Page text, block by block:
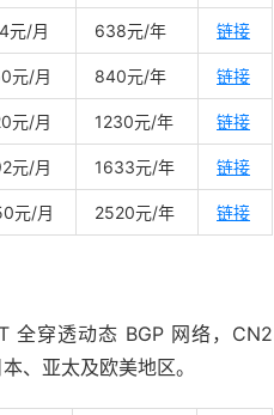
元/月 638元/年 链接
元/月 840元/年 链接
元/月 1230元/年 链接
元/月 1633元/年 链接
元/月 2520元/年 链接
全穿透动态 BGP 网络，CN2
、亚太及欧美地区。